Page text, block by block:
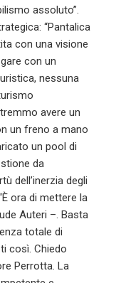
assoluto”.
“Pantalica
con una visione
con un
nessuna
avere un
un freno a mano
un pool di
da
dell’inerzia degli
ora di mettere la
Auteri –. Basta
totale di
così. Chiedo
Perrotta. La